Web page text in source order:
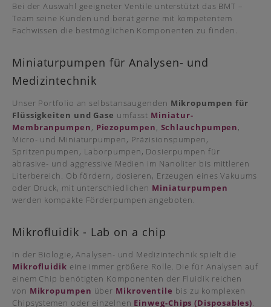
Bei der Auswahl geeigneter Ventile unterstützt das BMT –
Team seine Kunden und berät gerne mit kompetentem
Fachwissen die bestmöglichen Komponenten zu finden.
Miniaturpumpen für Analysen- und
Medizintechnik
Unser Portfolio an selbstansaugenden Mikropumpen für
Flüssigkeiten und Gase umfasst Miniatur-
Membranpumpen, Piezopumpen, Schlauchpumpen,
Micro- und Miniaturpumpen, Präzisionspumpen,
Spritzenpumpen, Laborpumpen, Dosierpumpen für
abrasive- und aggressive Medien im Nanoliter bis mittleren
Literbereich. Ob fördern, dosieren, Erzeugen eines Vakuums
oder Druck, mit unterschiedlichen Miniaturpumpen
werden kompakte Förderpumpen angeboten.
Mikrofluidik - Lab on a chip
In der Biologie, Analysen- und Medizintechnik spielt die
Mikrofluidik eine immer größere Rolle. Die für Analysen auf
einem Chip benötigten Komponenten der Fluidik reichen
von Mikropumpen über Mikroventile bis zu komplexen
Chipsystemen oder einzelnen Einweg-Chips (Disposables).